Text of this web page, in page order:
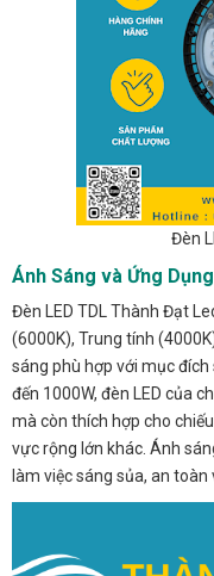
Đèn
Ánh Sáng và Ứng Dụng
Đèn LED TDL Thành Đạt
(6000K), Trung tính
sáng phù hợp với mục
đến 1000W, đèn LED của
mà còn thích hợp cho
vực rộng lớn khác. Ánh
làm việc sáng sủa, an toàn